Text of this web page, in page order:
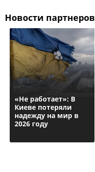
Новости партнеров
«Не работает»: В
Киеве потеряли
надежду на мир в
2026 году